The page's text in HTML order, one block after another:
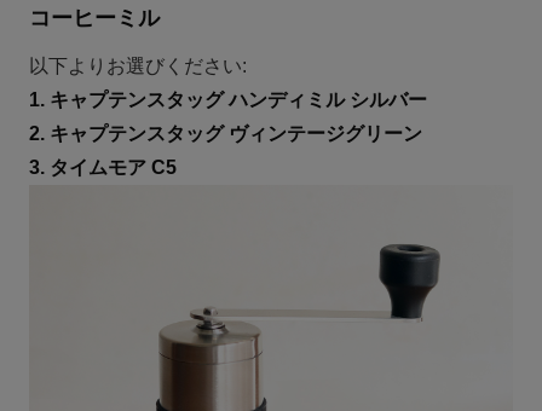
コーヒーミル
以下よりお選びください:
1. キャプテンスタッグ ハンディミル シルバー
2. キャプテンスタッグ ヴィンテージグリーン
3. タイムモア C5